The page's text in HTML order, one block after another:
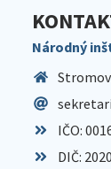
Národný
IČO:
DIČ: